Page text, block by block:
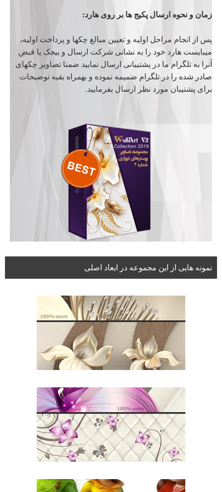
زمان و نحوه ارسال پکیج ها بر روی هارد:
پس از انجام مراحل اولیه و تعیین مبالغ چکها و پرداخت اولیه،
میبایست هارد خود را به نشانی شرکت ارسال و بیجک یا قبض
آنرا به تلگرام ما در پشتیبانی ارسال نمایید ضمنا تصاویر چکهای
صادر شده را در تلگرام ضمیمه نموده و بهمراه بقیه توضیحات
برای پشتیبان مورد نظر ارسال بفرمایید.
نمونه هایی از این مجموعه در ابعاد اصلی